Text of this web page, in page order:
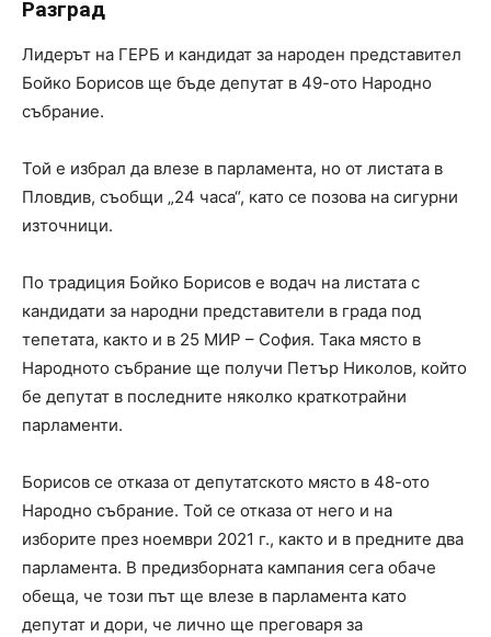
Разград
Лидерът на ГЕРБ и кандидат за народен представител
Бойко Борисов ще бъде депутат в 49-ото Народно
събрание.
Той е избрал да влезе в парламента, но от листата в
Пловдив, съобщи „24 часа“, като се позова на сигурни
източници.
По традиция Бойко Борисов е водач на листата с
кандидати за народни представители в града под
тепетата, както и в 25 МИР – София. Така място в
Народното събрание ще получи Петър Николов, който
бе депутат в последните няколко краткотрайни
парламенти.
Борисов се отказа от депутатското място в 48-ото
Народно събрание. Той се отказа от него и на
изборите през ноември 2021 г., както и в предните два
парламента. В предизборната кампания сега обаче
обеща, че този път ще влезе в парламента като
депутат и дори, че лично ще преговаря за